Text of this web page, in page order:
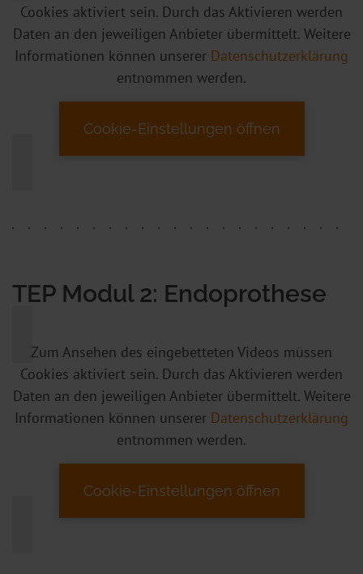
Cookies aktiviert sein. Durch das Aktivieren werden
Daten an den jeweiligen Anbieter übermittelt. Weitere
Informationen können unserer Datenschutzerklärung
entnommen werden.
Cookie-Einstellungen öffnen
TEP Modul 2: Endoprothese
Zum Ansehen des eingebetteten Videos müssen
Cookies aktiviert sein. Durch das Aktivieren werden
Daten an den jeweiligen Anbieter übermittelt. Weitere
Informationen können unserer Datenschutzerklärung
entnommen werden.
Cookie-Einstellungen öffnen